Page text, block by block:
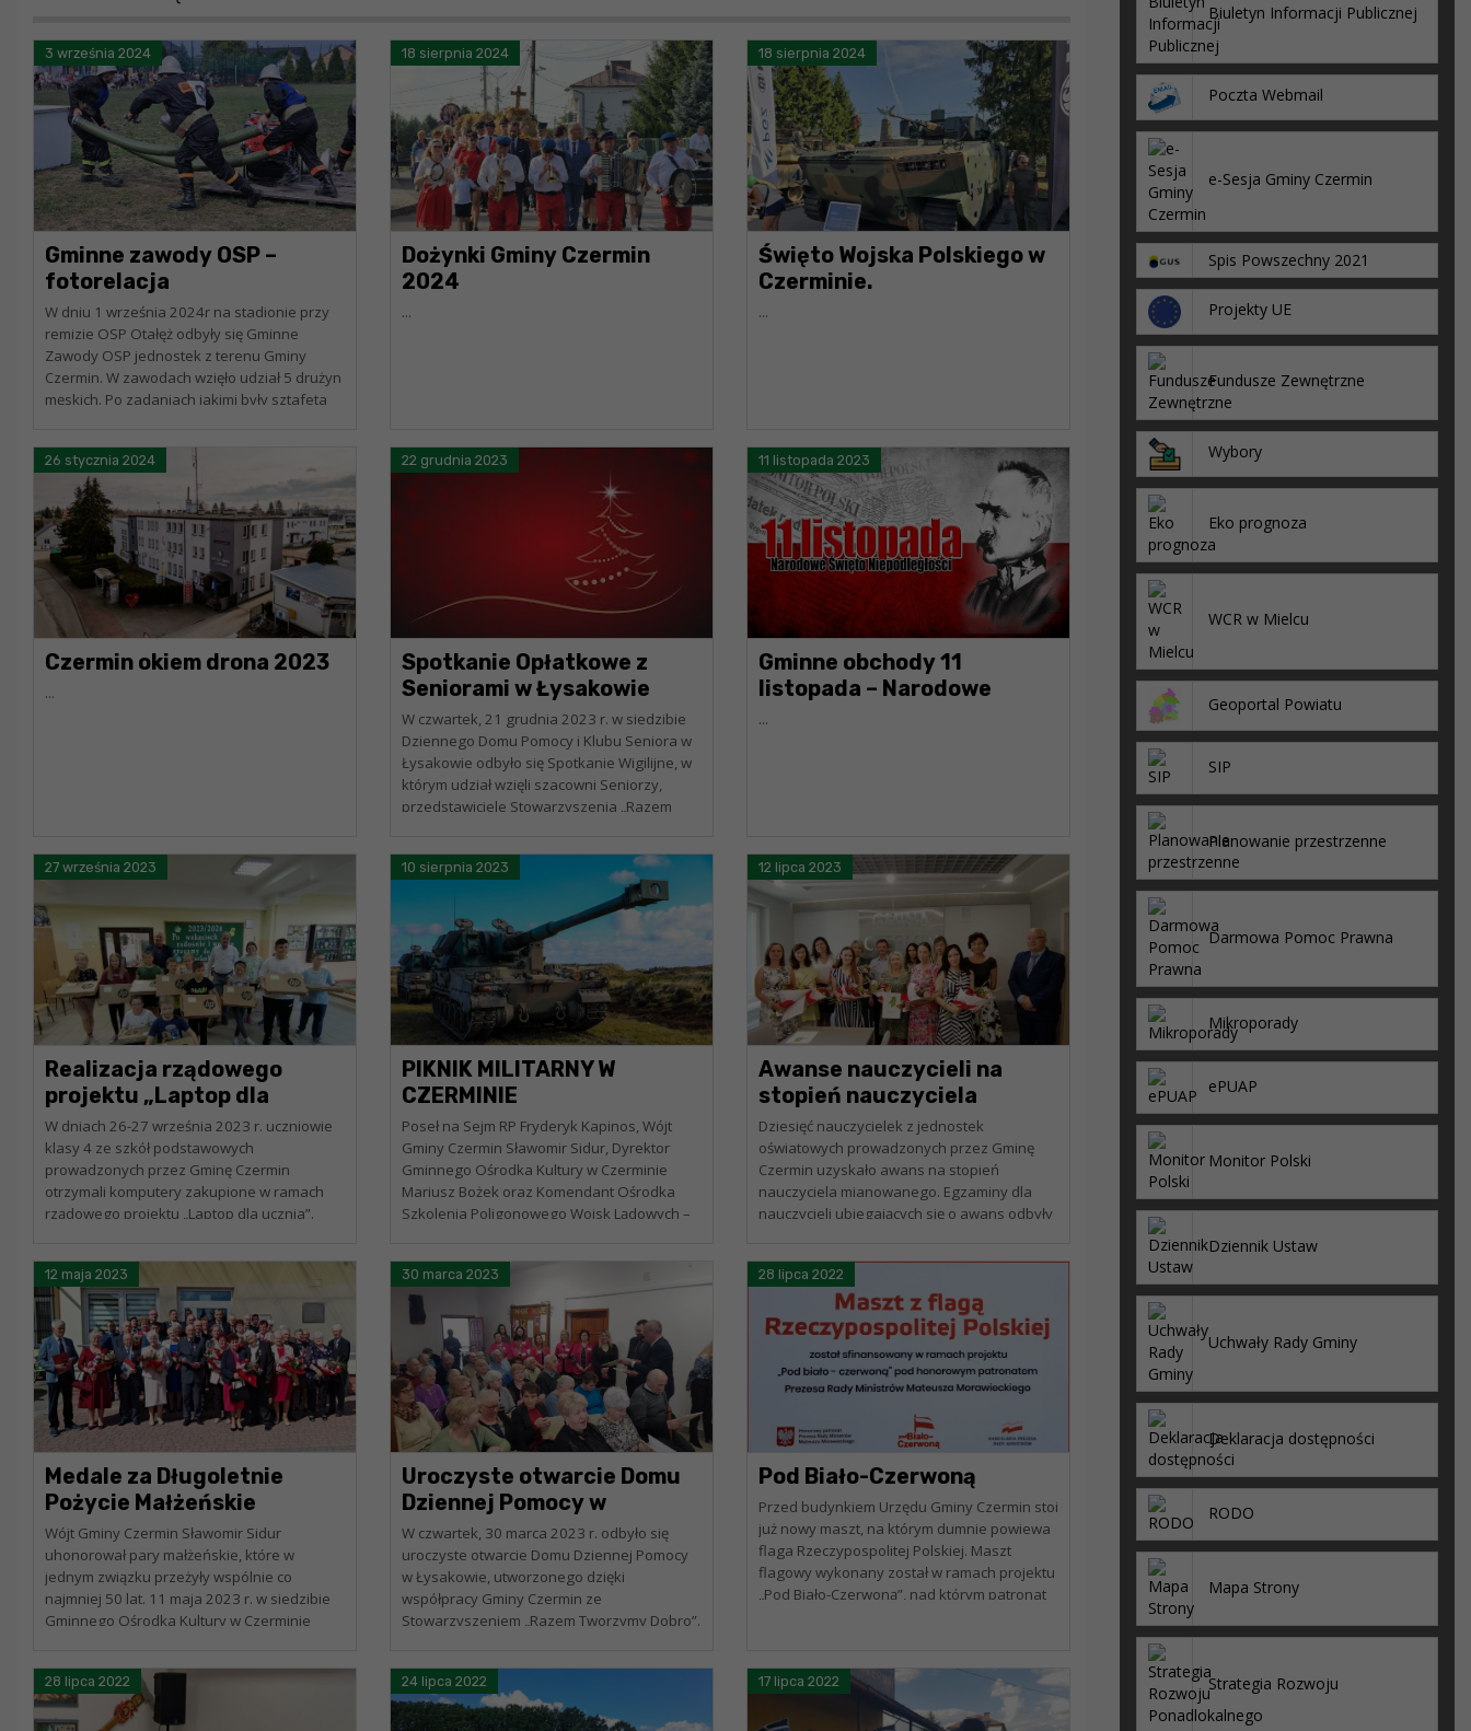
3 września 2024
Gminne zawody OSP –
fotorelacja
W dniu 1 września 2024r na stadionie przy
remizie OSP Otałęż odbyły się Gminne
Zawody OSP jednostek z terenu Gminy
Czermin. W zawodach wzięło udział 5 drużyn
męskich. Po zadaniach jakimi były sztafeta
18 sierpnia 2024
Dożynki Gminy Czermin
2024
...
18 sierpnia 2024
Święto Wojska Polskiego w
Czerminie.
...
26 stycznia 2024
Czermin okiem drona 2023
...
22 grudnia 2023
Spotkanie Opłatkowe z
Seniorami w Łysakowie
W czwartek, 21 grudnia 2023 r. w siedzibie
Dziennego Domu Pomocy i Klubu Seniora w
Łysakowie odbyło się Spotkanie Wigilijne, w
którym udział wzięli szacowni Seniorzy,
przedstawiciele Stowarzyszenia „Razem
11 listopada 2023
Gminne obchody 11
listopada – Narodowe
...
27 września 2023
Realizacja rządowego
projektu „Laptop dla
ucznia”
W dniach 26-27 września 2023 r. uczniowie
klasy 4 ze szkół podstawowych
prowadzonych przez Gminę Czermin
otrzymali komputery zakupione w ramach
rządowego projektu „Laptop dla ucznia”.
dzieciom przez Wójta Gminy...
10 sierpnia 2023
PIKNIK MILITARNY W
CZERMINIE
Poseł na Sejm RP Fryderyk Kapinos, Wójt
Gminy Czermin Sławomir Sidur, Dyrektor
Gminnego Ośrodka Kultury w Czerminie
Mariusz Bożek oraz Komendant Ośrodka
Szkolenia Poligonowego Wojsk Lądowych –
Mariusz...
12 lipca 2023
Awanse nauczycieli na
stopień nauczyciela
mianowanego
Dziesięć nauczycielek z jednostek
oświatowych prowadzonych przez Gminę
Czermin uzyskało awans na stopień
nauczyciela mianowanego. Egzaminy dla
nauczycieli ubiegających się o awans odbyły
Panie doskonale zaprezentowały swój...
12 maja 2023
Medale za Długoletnie
Pożycie Małżeńskie
Wójt Gminy Czermin Sławomir Sidur
uhonorował pary małżeńskie, które w
jednym związku przeżyły wspólnie co
najmniej 50 lat. 11 maja 2023 r. w siedzibie
Gminnego Ośrodka Kultury w Czerminie
30 marca 2023
Uroczyste otwarcie Domu
Dziennej Pomocy w
Łysakowie
W czwartek, 30 marca 2023 r. odbyło się
uroczyste otwarcie Domu Dziennej Pomocy
w Łysakowie, utworzonego dzięki
współpracy Gminy Czermin ze
Stowarzyszeniem „Razem Tworzymy Dobro”.
Kapinos – Poseł na Sejm...
28 lipca 2022
Pod Biało-Czerwoną
Przed budynkiem Urzędu Gminy Czermin stoi
już nowy maszt, na którym dumnie powiewa
flaga Rzeczypospolitej Polskiej. Maszt
flagowy wykonany został w ramach projektu
„Pod Biało-Czerwoną”, nad którym patronat
28 lipca 2022 24 lipca 2022 17 lipca 2022
Biuletyn Informacji Publicznej
Poczta Webmail
e-Sesja Gminy Czermin
Spis Powszechny 2021
Projekty UE
Fundusze Zewnętrzne
Wybory
Eko prognoza
WCR w Mielcu
Geoportal Powiatu
SIP
Planowanie przestrzenne
Darmowa Pomoc Prawna
Mikroporady
ePUAP
Monitor Polski
Dziennik Ustaw
Uchwały Rady Gminy
Deklaracja dostępności
RODO
Mapa Strony
Strategia Rozwoju